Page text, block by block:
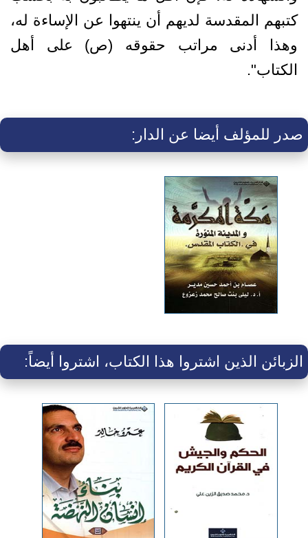
كتبهم المقدسة لديهم أن ينتهوا عن الإساءة له،
وهذا أدنى مراتب حقوقه (ص) على أهل
الكتاب".
صدر للمؤلف أيضا عن الدار:
الزبائن الذين اشتروا هذا الكتاب، اشتروا أيضاً: